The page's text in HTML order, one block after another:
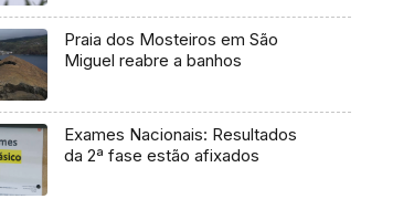
Praia dos Mosteiros em São
Miguel reabre a banhos
Exames Nacionais: Resultados
da 2ª fase estão afixados